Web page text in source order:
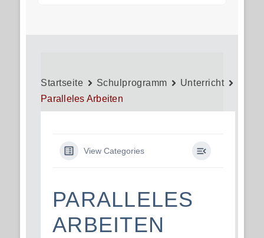
Startseite Schulprogramm
Unterricht
Paralleles Arbeiten
View Categories
PARALLELES
ARBEITEN